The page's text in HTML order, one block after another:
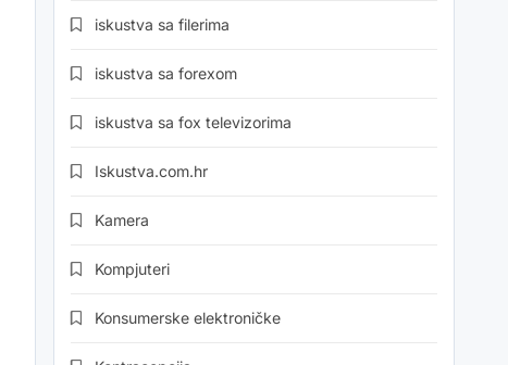
iskustva sa filerima
iskustva sa forexom
iskustva sa fox televizorima
Iskustva.com.hr
Kamera
Kompjuteri
Konsumerske elektroničke